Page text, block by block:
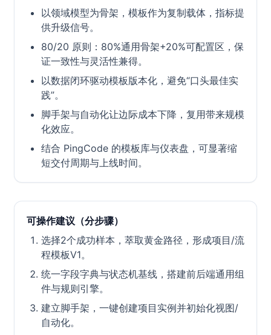
以领域模型为骨架，模板作为复制载体，指标提
供升级信号。
80/20 原则：80%通用骨架+20%可配置区，保
证一致性与灵活性兼得。
以数据闭环驱动模板版本化，避免“口头最佳实
践”。
脚手架与自动化让边际成本下降，复用带来规模
化效应。
结合 PingCode 的模板库与仪表盘，可显著缩
短交付周期与上线时间。
可操作建议（分步骤）
选择2个成功样本，萃取黄金路径，形成项目/流
程模板V1。
统一字段字典与状态机基线，搭建前后端通用组
件与规则引擎。
建立脚手架，一键创建项目实例并初始化视图/
自动化。